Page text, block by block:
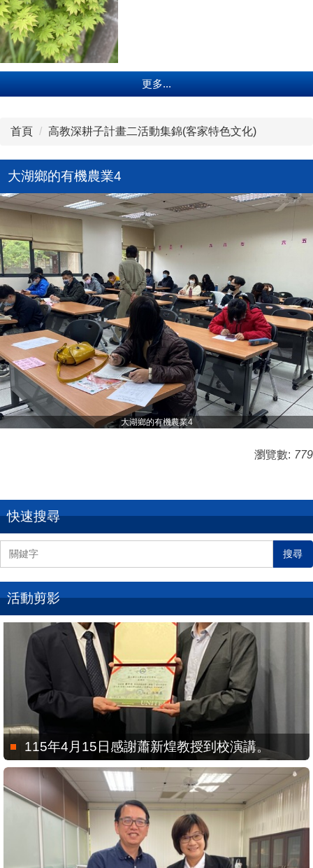
更多...
首頁 高教深耕子計畫二活動集錦(客家特色文化)
大湖鄉的有機農業4
大湖鄉的有機農業4
瀏覽數: 779
快速搜尋
搜尋
活動剪影
115年4月15日感謝蕭新煌教授到校演講。